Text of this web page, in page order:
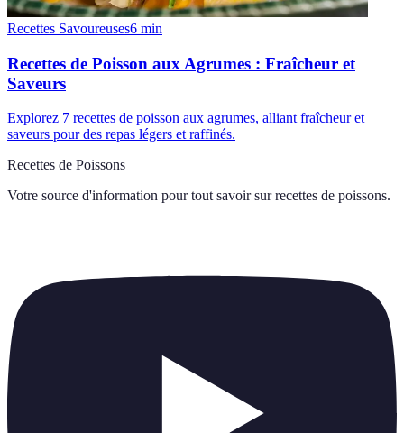
Recettes Savoureuses6 min
Recettes de Poisson aux Agrumes : Fraîcheur et
Saveurs
Explorez 7 recettes de poisson aux agrumes, alliant fraîcheur et
saveurs pour des repas légers et raffinés.
Recettes de Poissons
Votre source d'information pour tout savoir sur recettes de poissons.